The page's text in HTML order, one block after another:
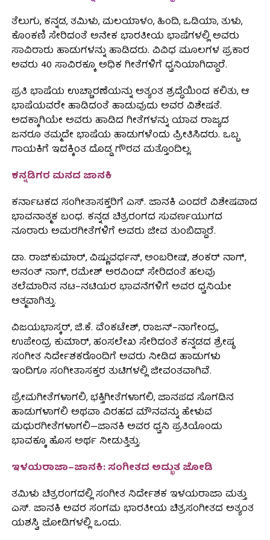
ತೆಲುಗು, ಕನ್ನಡ, ತಮಿಳು, ಮಲಯಾಳಂ, ಹಿಂದಿ, ಒಡಿಯಾ, ತುಳು,
ಕೊಂಕಣಿ ಸೇರಿದಂತೆ ಅನೇಕ ಭಾರತೀಯ ಭಾಷೆಗಳಲ್ಲಿ ಅವರು
ಸಾವಿರಾರು ಹಾಡುಗಳನ್ನು ಹಾಡಿದರು. ವಿವಿಧ ಮೂಲಗಳ ಪ್ರಕಾರ
ಅವರು 40 ಸಾವಿರಕ್ಕೂ ಅಧಿಕ ಗೀತೆಗಳಿಗೆ ಧ್ವನಿಯಾಗಿದ್ದಾರೆ.
ಪ್ರತಿ ಭಾಷೆಯ ಉಚ್ಚಾರಣೆಯನ್ನು ಅತ್ಯಂತ ಶ್ರದ್ಧೆಯಿಂದ ಕಲಿತು, ಆ
ಭಾಷೆಯವರೇ ಹಾಡಿದಂತೆ ಹಾಡುವುದು ಅವರ ವಿಶೇಷತೆ.
ಅದಕ್ಕಾಗಿಯೇ ಅವರು ಹಾಡಿದ ಗೀತೆಗಳನ್ನು ಯಾವ ರಾಜ್ಯದ
ಜನರೂ ತಮ್ಮದೇ ಭಾಷೆಯ ಹಾಡುಗಳೆಂದು ಪ್ರೀತಿಸಿದರು. ಒಬ್ಬ
ಗಾಯಕಿಗೆ ಇದಕ್ಕಿಂತ ದೊಡ್ಡ ಗೌರವ ಮತ್ತೊಂದಿಲ್ಲ.
ಕನ್ನಡಿಗರ ಮನದ ಜಾನಕಿ
ಕರ್ನಾಟಕದ ಸಂಗೀತಾಸಕ್ತರಿಗೆ ಎಸ್. ಜಾನಕಿ ಎಂದರೆ ವಿಶೇಷವಾದ
ಭಾವನಾತ್ಮಕ ಬಂಧ. ಕನ್ನಡ ಚಿತ್ರರಂಗದ ಸುವರ್ಣಯುಗದ
ನೂರಾರು ಅಮರಗೀತೆಗಳಿಗೆ ಅವರು ಜೀವ ತುಂಬಿದ್ದಾರೆ.
ಡಾ. ರಾಜ್‌ಕುಮಾರ್, ವಿಷ್ಣುವರ್ಧನ್, ಅಂಬರೀಷ್, ಶಂಕರ್ ನಾಗ್,
ಅನಂತ್ ನಾಗ್, ರಮೇಶ್ ಅರವಿಂದ್ ಸೇರಿದಂತೆ ಹಲವು
ತಲೆಮಾರಿನ ನಟ–ನಟಿಯರ ಭಾವನೆಗಳಿಗೆ ಅವರ ಧ್ವನಿಯೇ
ಆತ್ಮವಾಗಿತ್ತು.
ವಿಜಯಭಾಸ್ಕರ್, ಜಿ.ಕೆ. ವೆಂಕಟೇಶ್, ರಾಜನ್–ನಾಗೇಂದ್ರ,
ಉಪೇಂದ್ರ ಕುಮಾರ್, ಹಂಸಲೇಖ ಸೇರಿದಂತೆ ಕನ್ನಡದ ಶ್ರೇಷ್ಠ
ಸಂಗೀತ ನಿರ್ದೇಶಕರೊಂದಿಗೆ ಅವರು ನೀಡಿದ ಹಾಡುಗಳು
ಇಂದಿಗೂ ಸಂಗೀತಾಸಕ್ತರ ತುಟಿಗಳಲ್ಲಿ ಜೀವಂತವಾಗಿವೆ.
ಪ್ರೇಮಗೀತೆಗಳಾಗಲಿ, ಭಕ್ತಿಗೀತೆಗಳಾಗಲಿ, ಜಾನಪದ ಸೊಗಡಿನ
ಹಾಡುಗಳಾಗಲಿ ಅಥವಾ ವಿರಹದ ಮೌನವನ್ನು ಹೇಳುವ
ಮಧುರಗೀತೆಗಳಾಗಲಿ—ಜಾನಕಿ ಅವರ ಧ್ವನಿ ಪ್ರತಿಯೊಂದು
ಭಾವಕ್ಕೂ ಹೊಸ ಅರ್ಥ ನೀಡುತ್ತಿತ್ತು.
ಇಳಯರಾಜಾ–ಜಾನಕಿ: ಸಂಗೀತದ ಅದ್ಭುತ ಜೋಡಿ
ತಮಿಳು ಚಿತ್ರರಂಗದಲ್ಲಿ ಸಂಗೀತ ನಿರ್ದೇಶಕ ಇಳಯರಾಜಾ ಮತ್ತು
ಎಸ್. ಜಾನಕಿ ಅವರ ಸಂಗಮ ಭಾರತೀಯ ಚಿತ್ರಸಂಗೀತದ ಅತ್ಯಂತ
ಯಶಸ್ವಿ ಜೋಡಿಗಳಲ್ಲಿ ಒಂದು.